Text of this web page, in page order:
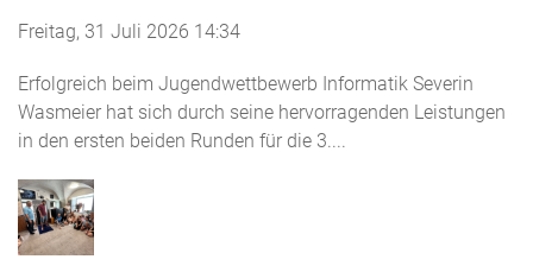
Freitag, 31 Juli 2026 14:34
Erfolgreich beim Jugendwettbewerb Informatik Severin
Wasmeier hat sich durch seine hervorragenden Leistungen
in den ersten beiden Runden für die 3....